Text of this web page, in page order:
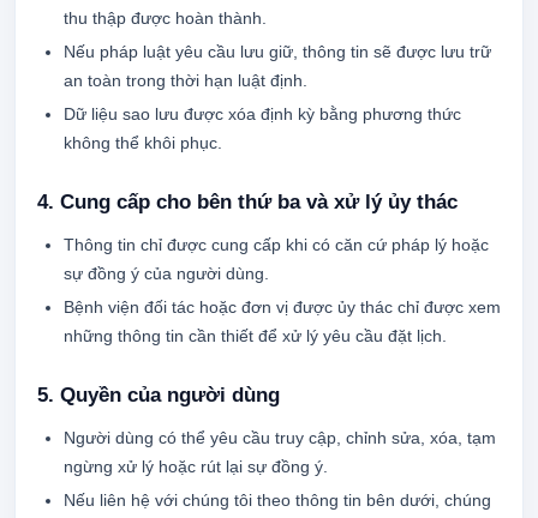
thu thập được hoàn thành.
Nếu pháp luật yêu cầu lưu giữ, thông tin sẽ được lưu trữ
an toàn trong thời hạn luật định.
Dữ liệu sao lưu được xóa định kỳ bằng phương thức
không thể khôi phục.
4. Cung cấp cho bên thứ ba và xử lý ủy thác
Thông tin chỉ được cung cấp khi có căn cứ pháp lý hoặc
sự đồng ý của người dùng.
Bệnh viện đối tác hoặc đơn vị được ủy thác chỉ được xem
những thông tin cần thiết để xử lý yêu cầu đặt lịch.
5. Quyền của người dùng
Người dùng có thể yêu cầu truy cập, chỉnh sửa, xóa, tạm
ngừng xử lý hoặc rút lại sự đồng ý.
Nếu liên hệ với chúng tôi theo thông tin bên dưới, chúng